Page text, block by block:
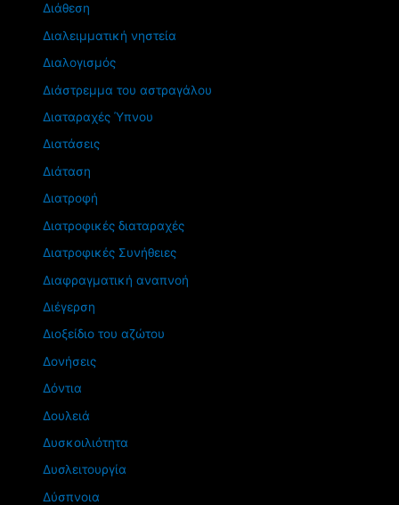
Διάθεση
Διαλειμματική νηστεία
Διαλογισμός
Διάστρεμμα του αστραγάλου
Διαταραχές Ύπνου
Διατάσεις
Διάταση
Διατροφή
Διατροφικές διαταραχές
Διατροφικές Συνήθειες
Διαφραγματική αναπνοή
Διέγερση
Διοξείδιο του αζώτου
Δονήσεις
Δόντια
Δουλειά
Δυσκοιλιότητα
Δυσλειτουργία
Δύσπνοια